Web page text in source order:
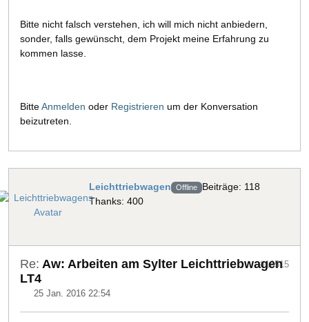
Bitte nicht falsch verstehen, ich will mich nicht anbiedern,
sonder, falls gewünscht, dem Projekt meine Erfahrung zu
kommen lasse.
BitteAnmelden oder Registrieren um der Konversation
beizutreten.
Leichttriebwagen Offline Beiträge: 118
Thanks: 400
Re: Aw: Arbeiten am Sylter Leichttriebwagen
LT4
25 Jan. 2016 22:54
#16515